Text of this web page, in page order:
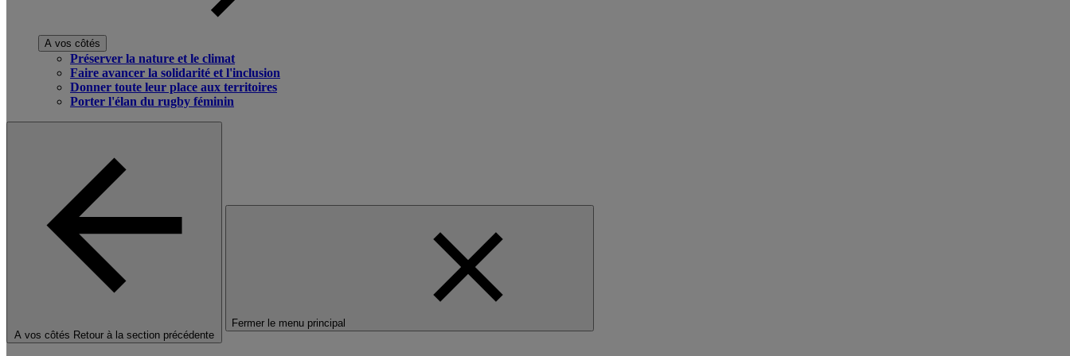
A vos côtés
Préserver la nature et le climat
Faire avancer la solidarité et l'inclusion
Donner toute leur place aux territoires
Porter l'élan du rugby féminin
A vos côtés Retour à la section précédente
Fermer le menu principal